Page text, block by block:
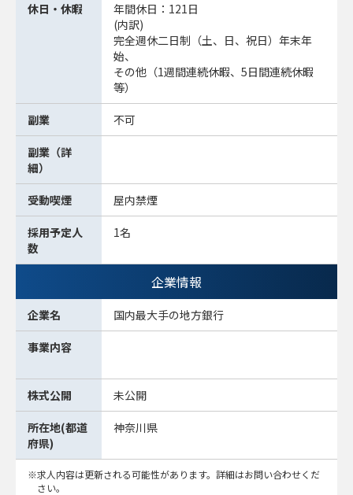
休日・休暇
年間休日：121日
(内訳)
完全週休二日制（土、日、祝日）年末年
始、
その他（1週間連続休暇、5日間連続休暇
等）
副業 不可
副業（詳
細）
受動喫煙 屋内禁煙
採用予定人
数
1名
企業情報
企業名 国内最大手の地方銀行
事業内容
株式公開 未公開
所在地(都道
府県)
神奈川県
求人内容は更新される可能性があります。詳細はお問い合わせくだ
さい。